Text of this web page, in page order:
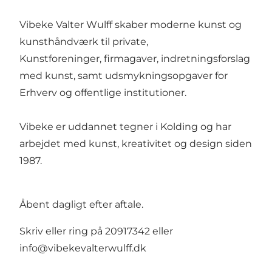
Vibeke Valter Wulff skaber moderne kunst og
kunsthåndværk til private,
Kunstforeninger, firmagaver, indretningsforslag
med kunst, samt udsmykningsopgaver for
Erhverv og offentlige institutioner.
Vibeke er uddannet tegner i Kolding og har
arbejdet med kunst, kreativitet og design siden
1987.
Åbent dagligt efter aftale.
Skriv eller ring på 20917342 eller
info@vibekevalterwulff.dk